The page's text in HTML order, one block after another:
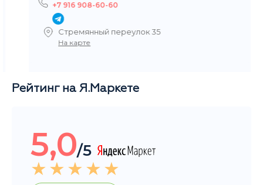
+7 916 908-60-60
Стремянный переулок 35
На карте
Рейтинг на Я.Маркете
5,0/5